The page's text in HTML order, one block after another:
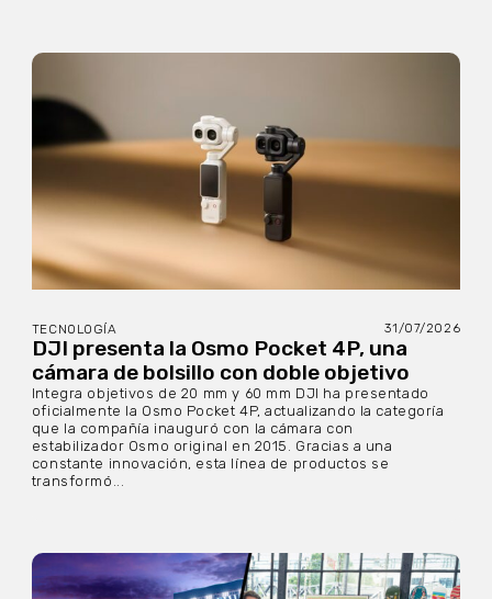
TECNOLOGÍA 31/07/2026
DJI presenta la Osmo Pocket 4P, una
cámara de bolsillo con doble objetivo
Integra objetivos de 20 mm y 60 mm DJI ha presentado
oficialmente la Osmo Pocket 4P, actualizando la categoría
que la compañía inauguró con la cámara con
estabilizador Osmo original en 2015. Gracias a una
constante innovación, esta línea de productos se
transformó...